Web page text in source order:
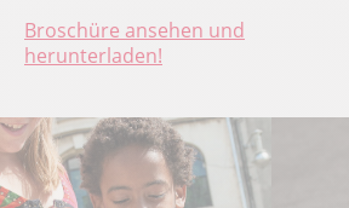
Broschüre ansehen und
herunterladen!